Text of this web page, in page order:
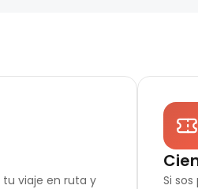
tu viaje en ruta y
Si